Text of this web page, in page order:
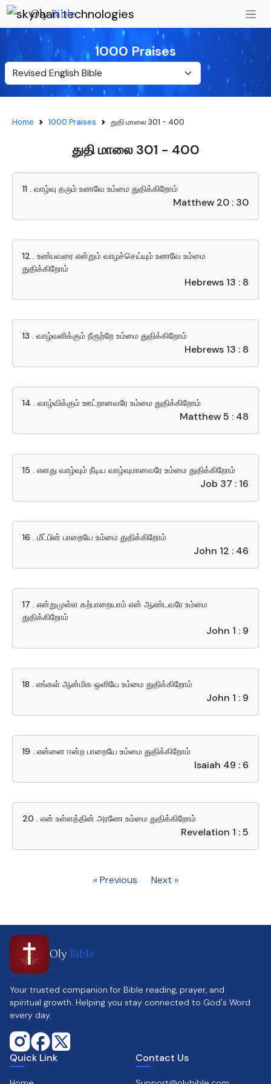
OlyBible
1000 Praises
Home 1000 Praises துதி மாலை 301 - 400
துதி மாலை 301 - 400
11 . வாழ்வு தரும் உணவே உம்மை துதிக்கிறோம்
Matthew 20 : 30
12 . உண்பவரை என்றும் வாழச்செய்யும் உணவே உம்மை
துதிக்கிறோம்
Hebrews 13 : 8
13 . வாழ்வளிக்கும் நீரூற்றே உம்மை துதிக்கிறோம்
Hebrews 13 : 8
14 . வாழ்விக்கும் ஊட்றானவரே உம்மை துதிக்கிறோம்
Matthew 5 : 48
15 . எனது வாழ்வும் நீடிய வாழ்வுமானவரே உம்மை துதிக்கிறோம்
Job 37 : 16
16 . மீட்பின் பாறையே உம்மை துதிக்கிறோம்
John 12 : 46
17 . என்றுமுள்ள கற்பாறையாம் என் ஆண்டவரே உம்மை
துதிக்கிறோம்
John 1 : 9
18 . எங்கள் ஆன்மிக ஒளியே உம்மை துதிக்கிறோம்
John 1 : 9
19 . என்னை ஈன்ற பாறையே உம்மை துதிக்கிறோம்
Isaiah 49 : 6
20 . என் உள்ளத்தின் அரணே உம்மை துதிக்கிறோம்
Revelation 1 : 5
« Previous Next »
Oly Bible
Your trusted companion for Bible reading, prayer, and
spiritual growth. Helping you stay connected to God's Word
every day.
Quick Link Contact Us